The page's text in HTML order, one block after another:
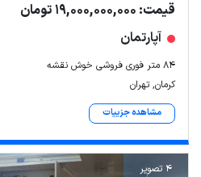
قیمت: 19,000,000,000 تومان
آپارتمان
۸۴ متر فوری فروشی خوش نقشه
کرمان, تهران
مشاهده جزییات
4 تصویر